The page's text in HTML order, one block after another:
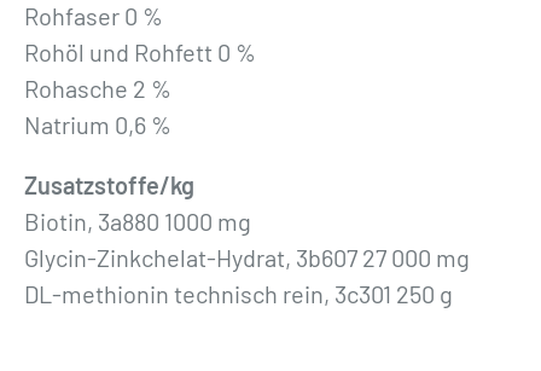
Rohfaser 0 %
Rohöl und Rohfett 0 %
Rohasche 2 %
Natrium 0,6 %
Zusatzstoffe/kg
Biotin, 3a880 1000 mg
Glycin-Zinkchelat-Hydrat, 3b607 27 000 mg
DL-methionin technisch rein, 3c301 250 g